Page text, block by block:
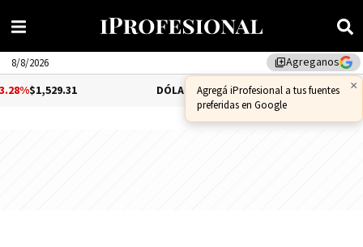
library_addAgreganos
8/8/2026
DÓLAR CCL-1.25%$1,556.14